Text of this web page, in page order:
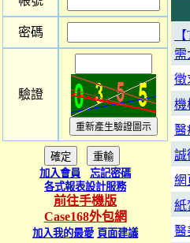
密碼
驗證
加入會員
忘記密碼
各式報表設計服務
前往手機版
Case168外包網
加入我的最愛 頁面建議
需
徵
機
醫
誠
網
紙
醫